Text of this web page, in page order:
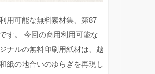
用可能な無料素材集、第87
す。 今回の商用利用可能な
ナルの無料印刷用紙材は、越
紙の地合いのゆらぎを再現し